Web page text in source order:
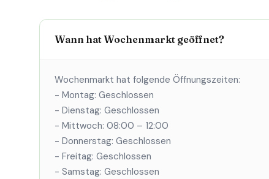
Wann hat Wochenmarkt geöffnet?
Wochenmarkt hat folgende Öffnungszeiten:
- Montag: Geschlossen
- Dienstag: Geschlossen
- Mittwoch: 08:00 – 12:00
- Donnerstag: Geschlossen
- Freitag: Geschlossen
- Samstag: Geschlossen